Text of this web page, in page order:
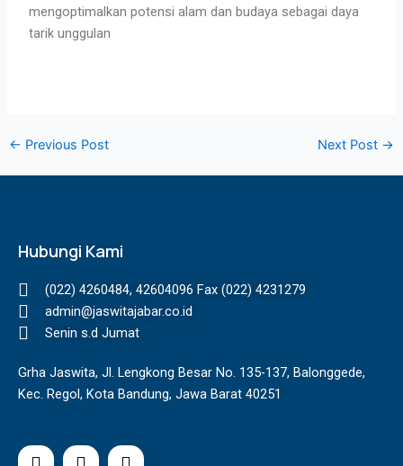
mengoptimalkan potensi alam dan budaya sebagai daya
tarik unggulan
← Previous Post Next Post →
Hubungi Kami
(022) 4260484, 42604096 Fax (022) 4231279
admin@jaswitajabar.co.id
Senin s.d Jumat
Grha Jaswita, Jl. Lengkong Besar No. 135-137, Balonggede,
Kec. Regol, Kota Bandung, Jawa Barat 40251
I
F
Y